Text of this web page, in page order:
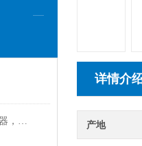
高效稳定的RS485转RS485中继器，助力工业自动化
详情介
产地